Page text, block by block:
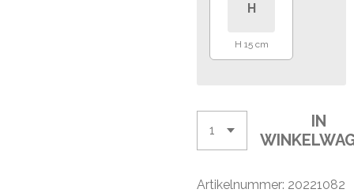
H
H 15 cm
IN
Artikelnummer: 20221082